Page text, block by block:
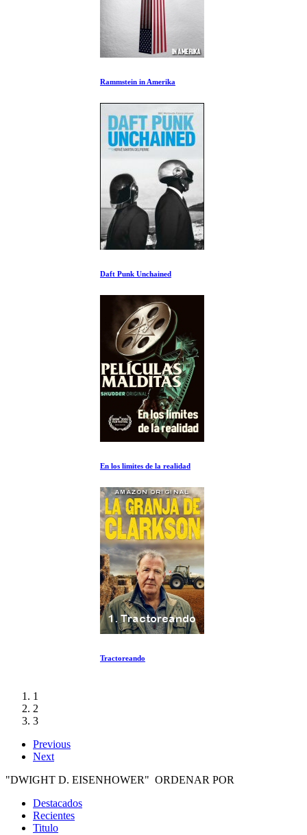
Rammstein in Amerika
Daft Punk Unchained
En los limites de la realidad
1
2
3
Previous
Next
"DWIGHT D. EISENHOWER" ORDENAR POR
Destacados
Recientes
Titulo